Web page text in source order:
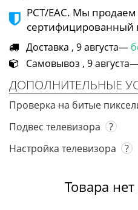
РСТ/ЕАС. Мы продаем
сертифицированный
Доставка , 9 августа—
Самовывоз , 9
ДОПОЛНИТЕЛЬНЫЕ
Проверка на битые
Подвес телевизора
?
Настройка телевизора
?
Товара